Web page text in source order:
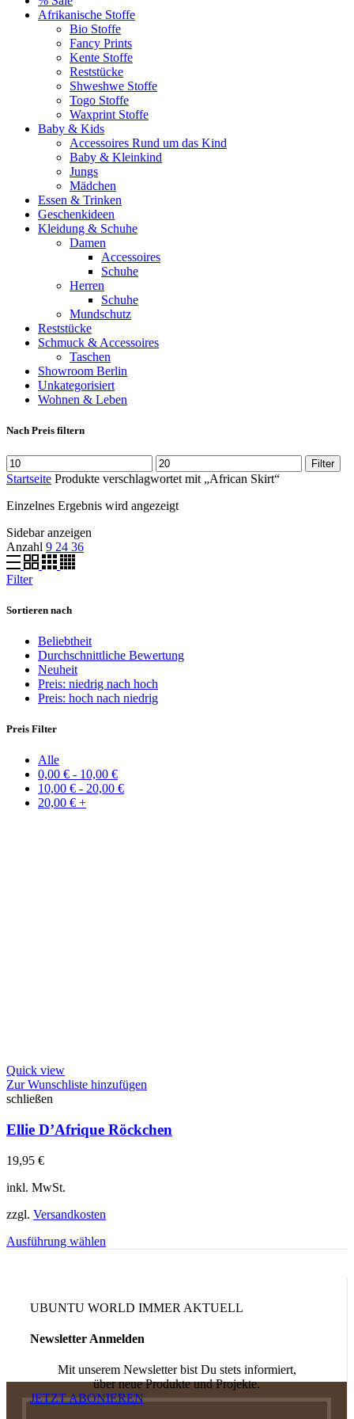
Afrikanische Stoffe
Bio Stoffe
Fancy Prints
Kente Stoffe
Reststücke
Shweshwe Stoffe
Togo Stoffe
Waxprint Stoffe
Baby & Kids
Accessoires Rund um das Kind
Baby & Kleinkind
Jungs
Mädchen
Essen & Trinken
Geschenkideen
Kleidung & Schuhe
Damen
Accessoires
Schuhe
Herren
Schuhe
Mundschutz
Reststücke
Schmuck & Accessoires
Taschen
Showroom Berlin
Unkategorisiert
Wohnen & Leben
Nach Preis filtern
Filter
Startseite Produkte verschlagwortet mit „African Skirt“
Einzelnes Ergebnis wird angezeigt
Sidebar anzeigen
Anzahl 9 24 36
Filter
Sortieren nach
Beliebtheit
Durchschnittliche Bewertung
Neuheit
Preis: niedrig nach hoch
Preis: hoch nach niedrig
Preis Filter
Alle
0,00 € - 10,00 €
10,00 € - 20,00 €
20,00 € +
Quick view
Zur Wunschliste hinzufügen
schließen
Ellie D’Afrique Röckchen
19,95 €
inkl. MwSt.
zzgl. Versandkosten
Ausführung wählen
UBUNTU WORLD IMMER AKTUELL
Newsletter Anmelden
Mit unserem Newsletter bist Du stets informiert,
über neue Produkte und Projekte.
JETZT ABONIEREN